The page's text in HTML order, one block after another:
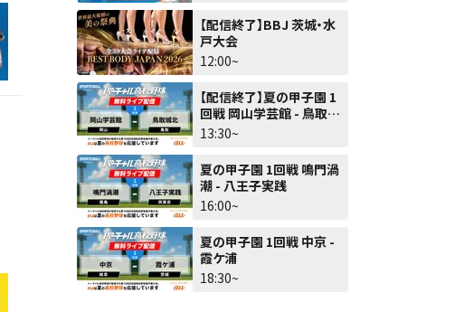
【配信終了】BBJ 茨城・水
戸大会
12:00~
【配信終了】夏の甲子園 1
回戦 岡山学芸館 - 鳥取城
北
13:30~
夏の甲子園 1回戦 鳴門渦
潮 - 八王子実践
16:00~
夏の甲子園 1回戦 中京 -
霞ケ浦
18:30~